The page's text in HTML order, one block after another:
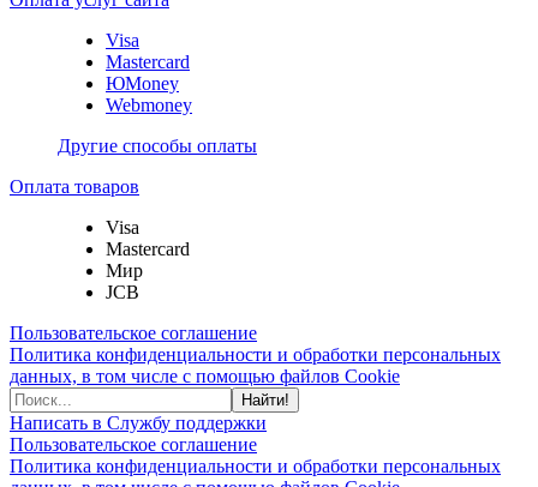
Visa
Mastercard
ЮMoney
Webmoney
Другие способы оплаты
Оплата товаров
Visa
Mastercard
Мир
JCB
Пользовательское соглашение
Политика конфиденциальности и обработки персональных
данных, в том числе с помощью файлов Cookie
Найти!
Написать в Службу поддержки
Пользовательское соглашение
Политика конфиденциальности и обработки персональных